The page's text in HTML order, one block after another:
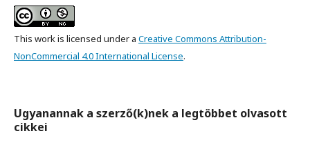
This work is licensed under a Creative Commons Attribution-
NonCommercial 4.0 International License.
Ugyanannak a szerző(k)nek a legtöbbet olvasott
cikkei